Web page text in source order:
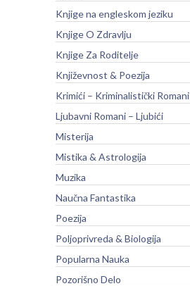
Knjige na engleskom jeziku
Knjige O Zdravlju
Knjige Za Roditelje
Književnost & Poezija
Krimići – Kriminalistički Romani
Ljubavni Romani – Ljubići
Misterija
Mistika & Astrologija
Muzika
Naučna Fantastika
Poezija
Poljoprivreda & Biologija
Popularna Nauka
Pozorišno Delo